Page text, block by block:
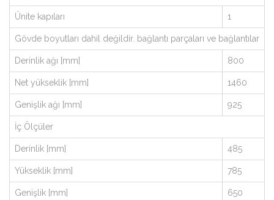
Ünite kapıları 1
Gövde boyutları dahil değildir. bağlantı parçaları ve bağlantılar
Derinlik ağı [mm] 800
Net yükseklik [mm] 1460
Genişlik ağı [mm] 925
İç Ölçüler
Derinlik [mm] 485
Yükseklik [mm] 785
Genişlik [mm] 650